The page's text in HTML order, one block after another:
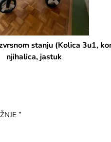
(Kolica 3u1, komoda,
jastuk
”